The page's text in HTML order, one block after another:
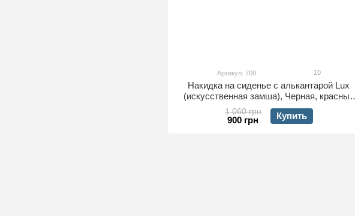
Артикул: 709 10
Накидка на сиденье с алькантарой Lux
(искусственная замша), Черная, красные
соты. Премиум+. 1 передняя
1 060 грн
900 грн Купить